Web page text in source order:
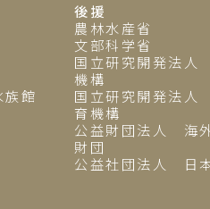
館
後援
農林水産省
文部科学省
国立研究開発法
機構
国立研究開発法
育機構
公益財団法人 海
財団
公益社団法人 日